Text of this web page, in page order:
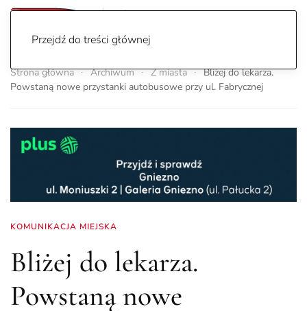
Przejdź do treści głównej
Strona główna Archiwum Z miasta
Bliżej do lekarza.
Powstaną nowe przystanki autobusowe przy ul. Fabrycznej
KOMUNIKACJA MIEJSKA
Bliżej do lekarza.
Powstaną nowe